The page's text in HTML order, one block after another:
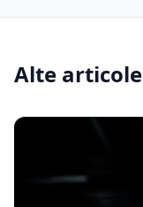
Alte articole